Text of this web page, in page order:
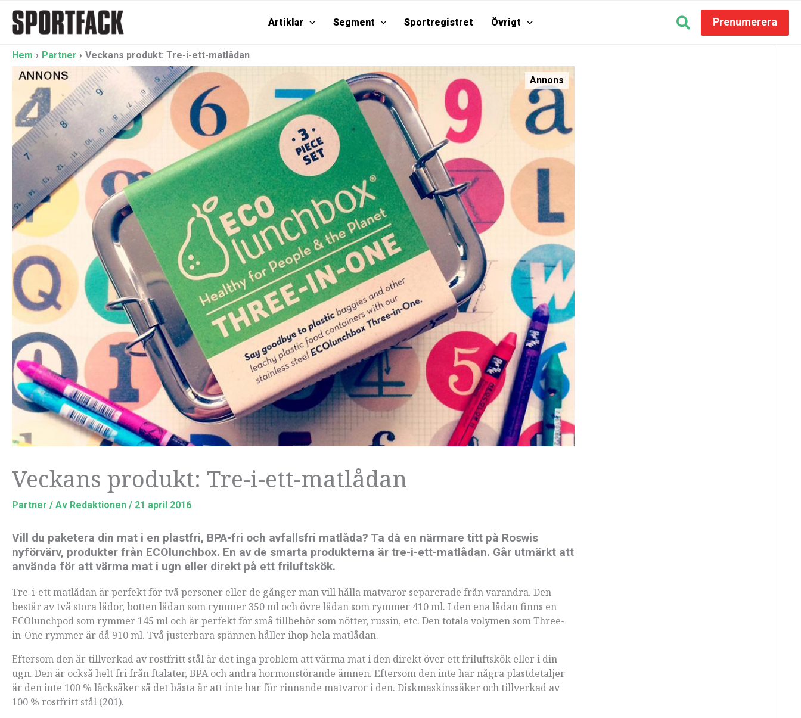
innehåll
Artiklar Segment Sportregistret Övrigt Prenumerera
Hem Partner Veckans produkt: Tre-i-ett-matlådan
Annons
Veckans produkt: Tre-i-ett-matlådan
Partner / Av Redaktionen / 21 april 2016
Vill du paketera din mat i en plastfri, BPA-fri och avfallsfri matlåda? Ta då en närmare titt på Roswis
nyförvärv, produkter från ECOlunchbox. En av de smarta produkterna är tre-i-ett-matlådan. Går utmärkt att
använda för att värma mat i ugn eller direkt på ett friluftskök.
Tre-i-ett matlådan är perfekt för två personer eller de gånger man vill hålla matvaror separerade från varandra. Den
består av två stora lådor, botten lådan som rymmer 350 ml och övre lådan som rymmer 410 ml. I den ena lådan finns en
ECOlunchpod som rymmer 145 ml och är perfekt för små tillbehör som nötter, russin, etc. Den totala volymen som Three-
in-One rymmer är då 910 ml. Två justerbara spännen håller ihop hela matlådan.
Eftersom den är tillverkad av rostfritt stål är det inga problem att värma mat i den direkt över ett friluftskök eller i din
ugn. Den är också helt fri från ftalater, BPA och andra hormonstörande ämnen. Eftersom den inte har några plastdetaljer
är den inte 100 % läcksäker så det bästa är att inte har för rinnande matvaror i den. Diskmaskinssäker och tillverkad av
100 % rostfritt stål (201).